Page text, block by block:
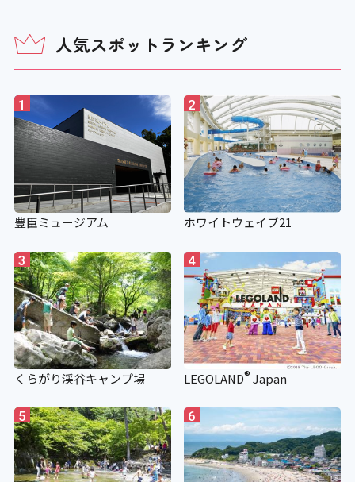
人気スポットランキング
1
豊臣ミュージアム
2
ホワイトウェイブ21
3
くらがり渓谷キャンプ場
4
LEGOLAND®Japan
5 6